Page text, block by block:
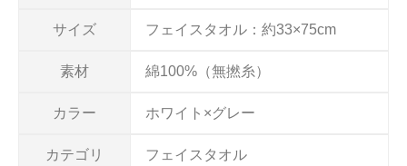
サイズ フェイスタオル：約33×75cm
素材 綿100%（無撚糸）
カラー ホワイト×グレー
カテゴリ フェイスタオル